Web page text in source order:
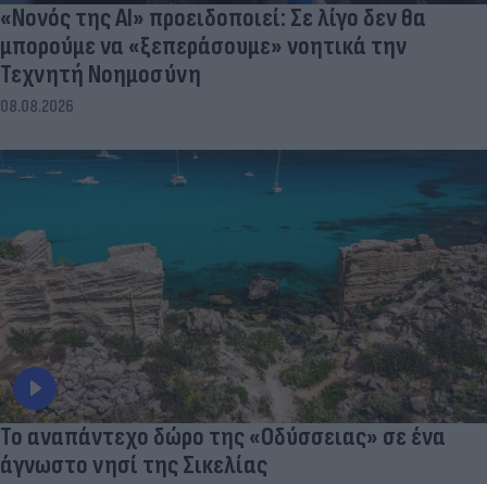
«Νονός της AI» προειδοποιεί: Σε λίγο δεν θα
μπορούμε να «ξεπεράσουμε» νοητικά την
Τεχνητή Νοημοσύνη
08.08.2026
To αναπάντεχο δώρο της «Οδύσσειας» σε ένα
άγνωστο νησί της Σικελίας